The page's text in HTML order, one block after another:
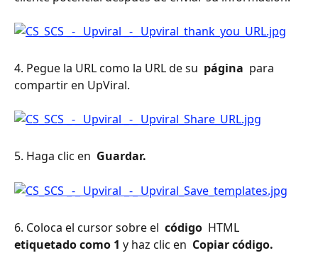
4. Pegue la URL como la URL de su página para
compartir en UpViral.
5. Haga clic en Guardar.
6. Coloca el cursor sobre el código HTML
etiquetado como 1 y haz clic en Copiar código.